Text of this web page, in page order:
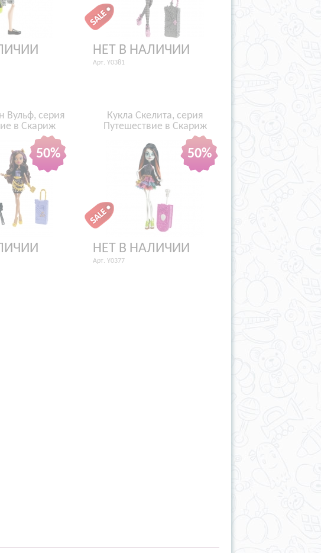
НЕТ В НАЛИЧИИ
Арт. Y0381
50%
Вульф, серия
в Скариж
50%
Кукла Скелита, серия
Путешествие в Скариж
НЕТ В НАЛИЧИИ
Арт. Y0377